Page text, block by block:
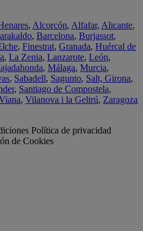
, Alcorcón, Alfafar, Alicante,
, Barcelona, Burjassot,
, Finestrat, Granada, Huércal de
, La Zenia, Lanzarote, León,
, Málaga, Murcia,
, Sabadell, Sagunto, Salt, Girona,
, Santiago de Compostela,
, Vilanova i la Geltrú, Zaragoza
Política de privacidad
de Cookies